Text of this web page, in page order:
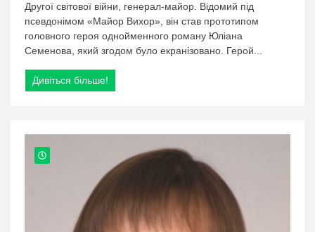
Другої світової війни, генерал-майор. Відомий під
псевдонімом «Майор Вихор», він став прототипом
головного героя однойменного роману Юліана
Семенова, який згодом було екранізовано. Герой...
Дивіться більше!